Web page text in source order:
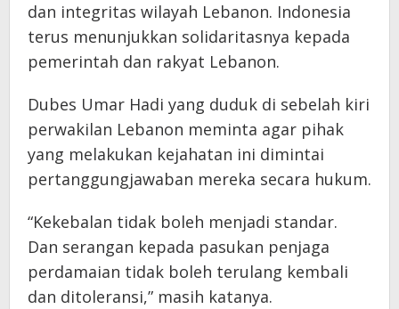
dan integritas wilayah Lebanon. Indonesia
terus menunjukkan solidaritasnya kepada
pemerintah dan rakyat Lebanon.
Dubes Umar Hadi yang duduk di sebelah kiri
perwakilan Lebanon meminta agar pihak
yang melakukan kejahatan ini dimintai
pertanggungjawaban mereka secara hukum.
“Kekebalan tidak boleh menjadi standar.
Dan serangan kepada pasukan penjaga
perdamaian tidak boleh terulang kembali
dan ditoleransi,” masih katanya.